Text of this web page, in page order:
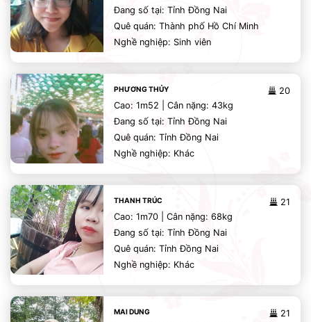
Đang số tại: Tỉnh Đồng Nai
Quê quán: Thành phố Hồ Chí Minh
Nghề nghiệp: Sinh viên
20
PHƯƠNG THỦY
Cao: 1m52 | Cân nặng: 43kg
Đang số tại: Tỉnh Đồng Nai
Quê quán: Tỉnh Đồng Nai
Nghề nghiệp: Khác
21
THANH TRÚC
Cao: 1m70 | Cân nặng: 68kg
Đang số tại: Tỉnh Đồng Nai
Quê quán: Tỉnh Đồng Nai
Nghề nghiệp: Khác
21
MAI DUNG